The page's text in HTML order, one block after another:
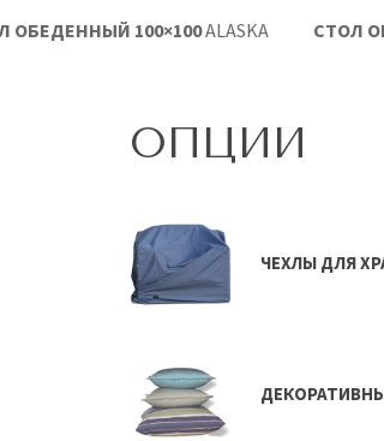
ОБЕДЕННЫЙ 100×100ALASKA СТОЛ
ОПЦИИ
ЧЕХЛЫ ДЛЯ